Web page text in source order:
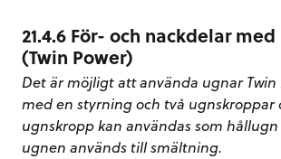
21.4.6 För- och nackdelar
(Twin Power)
Det är möjligt att använda ugnar
med en styrning och två ugnskroppar
ugnskropp kan användas som
ugnen används till smältning.